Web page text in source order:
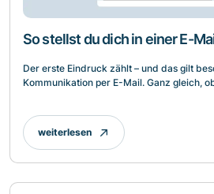
So stellst du dich in einer E-
Der erste Eindruck zählt – und das gilt
Kommunikation per E-Mail. Ganz gleich,
weiterlesen